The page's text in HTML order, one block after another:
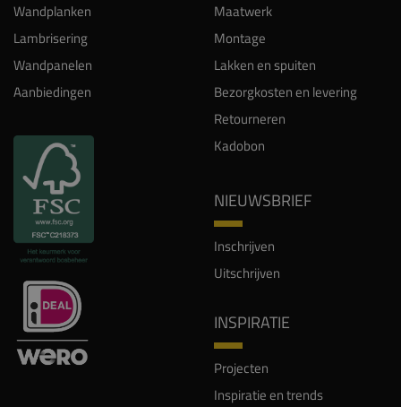
Wandplanken
Lambrisering
Wandpanelen
Aanbiedingen
Maatwerk
Montage
Lakken en spuiten
Bezorgkosten en levering
Retourneren
Kadobon
NIEUWSBRIEF
Inschrijven
Uitschrijven
INSPIRATIE
Projecten
Inspiratie en trends